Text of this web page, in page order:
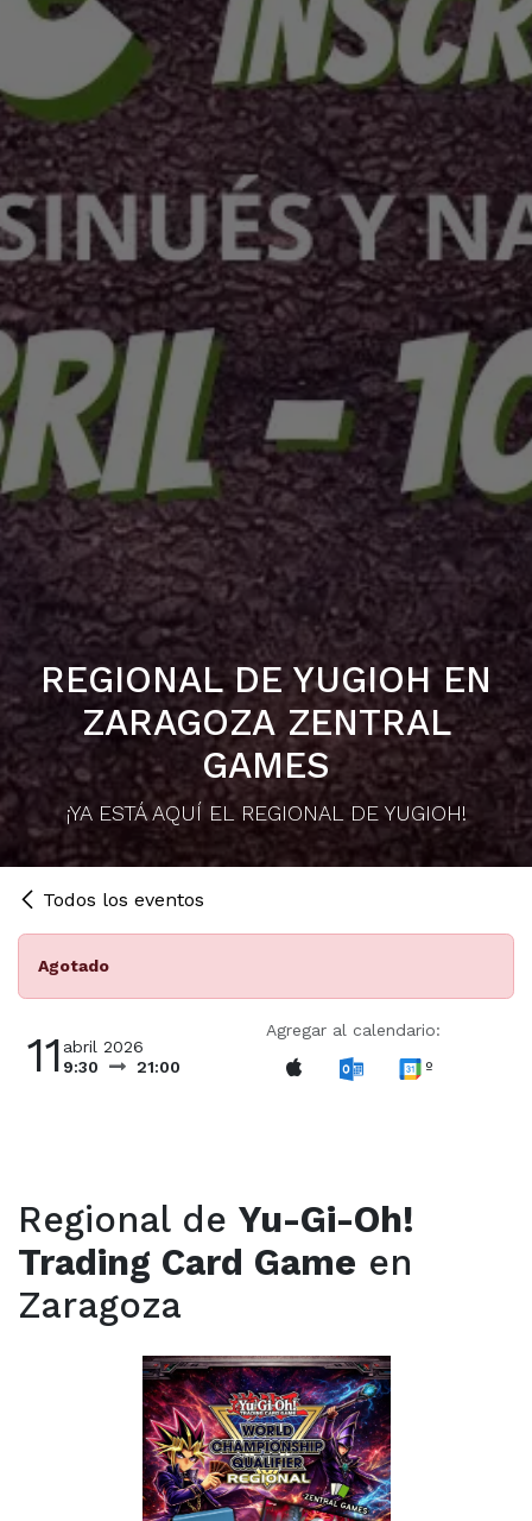
REGIONAL DE YUGIOH EN
ZARAGOZA ZENTRAL
GAMES
¡YA ESTÁ AQUÍ EL REGIONAL DE YUGIOH!
Todos los eventos
Agotado
11 abril 2026
9:30
21:00
Agregar al calendario:
º
Regional de Yu-Gi-Oh!
Trading Card Game en
Zaragoza